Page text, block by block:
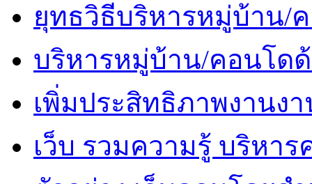
ยุทธวิธีบริหารหมู่บ้าน/
บริหารหมู่บ้าน/คอนโด
เพิ่มประสิทธิภาพงานง
เว็บ รวมความรู้ บริหาร